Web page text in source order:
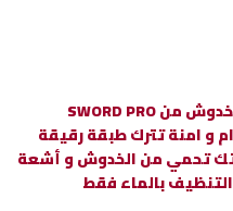
تغبيرة مانعة للخدوش من SWORD PRO
و امنة تترك طبقة رقيقة
تحمي من الخدوش و أشعة
بالماء فقط